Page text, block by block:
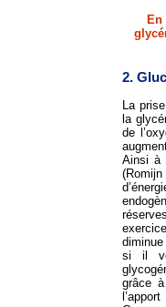
2.
La
la
de
Ainsi à
si il
grâce